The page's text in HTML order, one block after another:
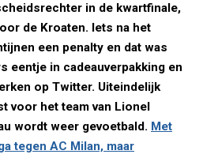
in de kwartfinale,
de Kroaten. Iets na het
een penalty en dat was
eentje in cadeauverpakking en
op Twitter. Uiteindelijk
voor het team van Lionel
wordt weer gevoetbald. Met
tegen AC Milan, maar